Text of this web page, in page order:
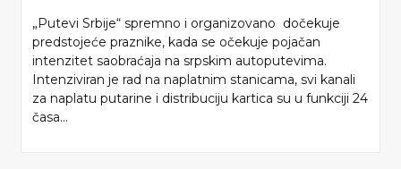
„Putevi Srbije“ spremno i organizovano dočekuje
predstojeće praznike, kada se očekuje pojačan
intenzitet saobraćaja na srpskim autoputevima.
Intenziviran je rad na naplatnim stanicama, svi kanali
za naplatu putarine i distribuciju kartica su u funkciji 24
časa...